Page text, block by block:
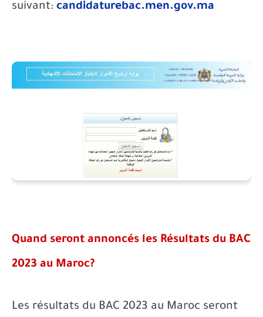
suivant: candidaturebac.men.gov.ma
Quand seront annoncés les Résultats du BAC
2023 au Maroc?
Les résultats du BAC 2023 au Maroc seront